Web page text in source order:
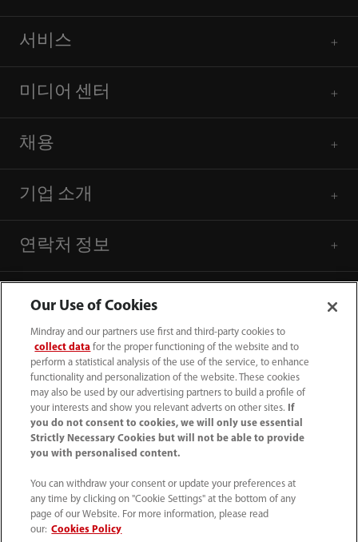
서비스
미디어 센터
채용
기업 소개
연락처 정보
(82-2) 5688 040
intl-market@mindray.com
이용 약관｜사이트 맵
Our Use of Cookies
Mindray and our partners use first and third-party cookies to
collect data for the proper functioning of the website and to
perform a statistical analysis of the use of the service, to enhance
functionality and personalization of the website. These cookies
may also be used by our advertising partners to build a profile of
your interests and show you relevant adverts on other sites.
If
you do not consent to cookies, we will only use essential
Strictly Necessary Cookies but will not be able to provide
you with personalised content.
You can withdraw your consent or update your preferences at
any time by clicking on "Cookie Settings" at the bottom of any
page of our Website. For more information, please read
our: Cookies Policy